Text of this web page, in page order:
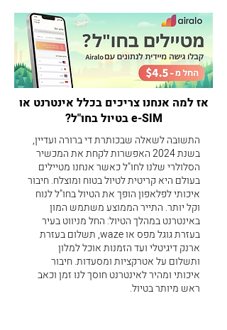
אז למה אנחנו צריכים בכלל אינטרנט או
e-SIM בטיול בחו"ל?
התשובה לשאלה שבכותרת די ברורה ועדיין,​
בשנת 2024 האפשרות לקחת את המכשיר
הסלולרי שלנו לחו"ל כאשר אנחנו מטיילים
בעולם היא קריטית לטיול בטוח ומוצלח. חיבור
איכותי לפלאפון הופך את הטיול בחו"ל לנוח
וקל יותר. התייר הממוצע משתמש המון
באינטרנט במהלך הטיול: החל מניווט בעיר
בעזרת גוגל מפס או waze, תשלום בעזרת
ארנק דיגיטלי ועד הזמנות אוכל למלון
ותשלום על אטרקציות ומסעדות. חיבור
איכותי ומהיר לאינטרנט חוסך לנו זמן וכאב
ראש מיותר בטיול.